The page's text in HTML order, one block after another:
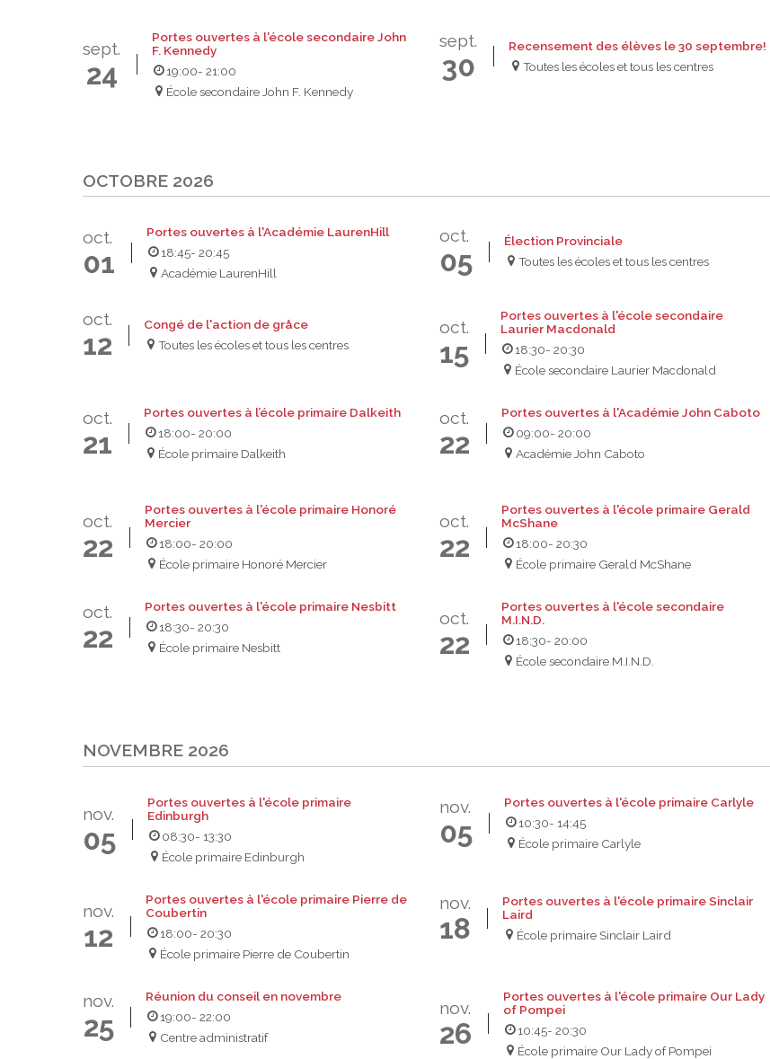
sept.
24
Portes ouvertes à l'école secondaire John
F. Kennedy
19:00- 21:00
École secondaire John F. Kennedy
sept.
30
Recensement des élèves le 30 septembre!
Toutes les écoles et tous les centres
OCTOBRE 2026
oct.
01
Portes ouvertes à l'Académie LaurenHill
18:45- 20:45
Académie LaurenHill
oct.
05
Élection Provinciale
Toutes les écoles et tous les centres
oct.
12
Congé de l'action de gråce
Toutes les écoles et tous les centres
oct.
15
Portes ouvertes à l'école secondaire
Laurier Macdonald
18:30- 20:30
École secondaire Laurier Macdonald
oct.
21
Portes ouvertes à l’école primaire Dalkeith
18:00- 20:00
École primaire Dalkeith
oct.
22
Portes ouvertes à l'Académie John Caboto
09:00- 20:00
Académie John Caboto
oct.
22
Portes ouvertes à l'école primaire Honoré
Mercier
18:00- 20:00
École primaire Honoré Mercier
oct.
22
Portes ouvertes à l'école primaire Gerald
McShane
18:00- 20:30
École primaire Gerald McShane
oct.
22
Portes ouvertes à l'école primaire Nesbitt
18:30- 20:30
École primaire Nesbitt
oct.
22
Portes ouvertes à l'école secondaire
M.I.N.D.
18:30- 20:00
École secondaire M.I.N.D.
NOVEMBRE 2026
nov.
05
Portes ouvertes à l'école primaire
Edinburgh
08:30- 13:30
École primaire Edinburgh
nov.
05
Portes ouvertes à l'école primaire Carlyle
10:30- 14:45
École primaire Carlyle
nov.
12
Portes ouvertes à l'école primaire Pierre de
Coubertin
18:00- 20:30
École primaire Pierre de Coubertin
nov.
18
Portes ouvertes à l'école primaire Sinclair
Laird
École primaire Sinclair Laird
nov.
25
Réunion du conseil en novembre
19:00- 22:00
Centre administratif
nov.
26
Portes ouvertes à l'école primaire Our Lady
of Pompei
10:45- 20:30
École primaire Our Lady of Pompei